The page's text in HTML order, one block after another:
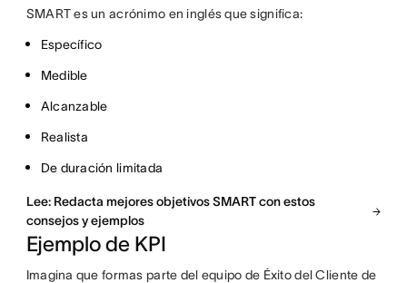
SMART es un acrónimo en inglés que significa:
Específico
Medible
Alcanzable
Realista
De duración limitada
Lee: Redacta mejores objetivos SMART con estos
consejos y ejemplos
Ejemplo de KPI
Imagina que formas parte del equipo de Éxito del Cliente de